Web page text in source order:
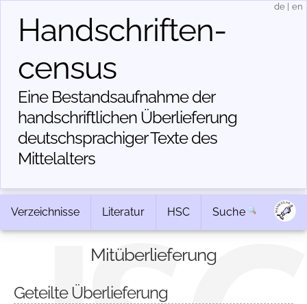
Handschriften­
census
Eine Bestandsaufnahme der
handschriftlichen Über­lieferung
deutschsprachiger Texte des
Mittelalters
de en
Verzeichnisse Literatur HSC Suche
Mitüberlieferung
Geteilte Überlieferung